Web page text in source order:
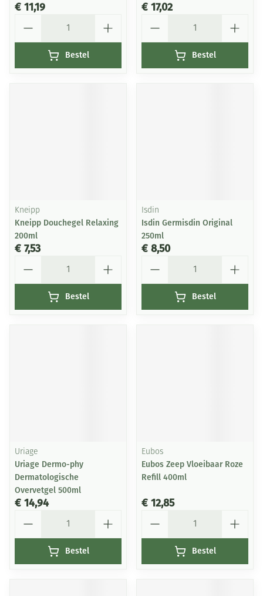
€ 11,19
Bestel
€ 17,02
Bestel
Kneipp
Kneipp Douchegel Relaxing
200ml
€ 7,53
Bestel
Isdin
Isdin Germisdin Original
250ml
€ 8,50
Bestel
Uriage
Uriage Dermo-phy
Dermatologische
Overvetgel 500ml
€ 14,94
Bestel
Eubos
Eubos Zeep Vloeibaar Roze
Refill 400ml
€ 12,85
Bestel